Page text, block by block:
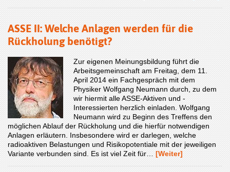
ASSE II: Welche Anlagen werden für die
Rückholung benötigt?
Zur eigenen Meinungsbildung führt die
Arbeitsgemeinschaft am Freitag, dem 11.
April 2014 ein Fachgespräch mit dem
Physiker Wolfgang Neumann durch, zu dem
wir hiermit alle ASSE-Aktiven und -
Interessierten herzlich einladen. Wolfgang
Neumann wird zu Beginn des Treffens den
möglichen Ablauf der Rückholung und die hierfür notwendigen
Anlagen erläutern. Insbesondere wird er darlegen, welche
radioaktiven Belastungen und Risikopotentiale mit der jeweiligen
Variante verbunden sind. Es ist viel Zeit für… [Weiter]